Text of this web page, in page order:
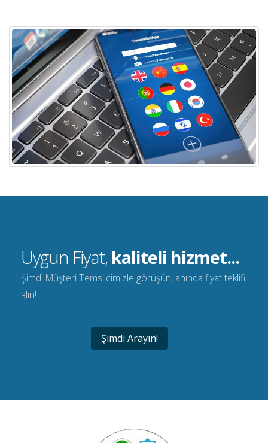
Uygun Fiyat, kaliteli hizmet...
Şimdi Müşteri Temsilcimizle görüşün, anında fiyat teklifi
alın!
Şimdi Arayın!